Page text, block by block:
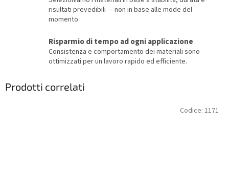
risultati prevedibili — non in base alle mode del
momento.
Risparmio di tempo ad ogni applicazione
Consistenza e comportamento dei materiali sono
ottimizzati per un lavoro rapido ed efficiente.
Prodotti correlati
Codice: 1171